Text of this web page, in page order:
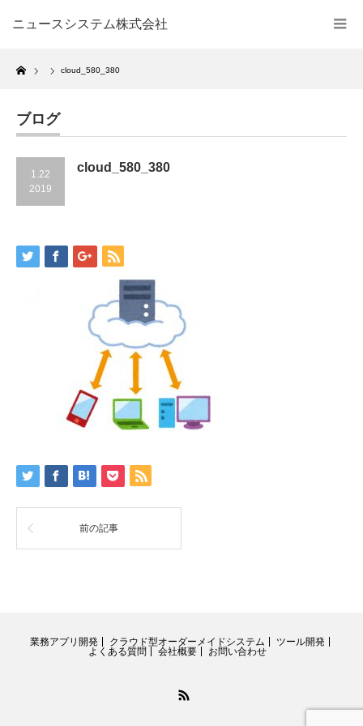
ニュースシステム株式会社
Home
cloud_580_380
ブログ
1.22
2019
cloud_580_380
前の記事
業務アプリ開発 クラウド型オーダーメイドシステム
ツール開発
よくある質問
会社概要 お問い合わせ